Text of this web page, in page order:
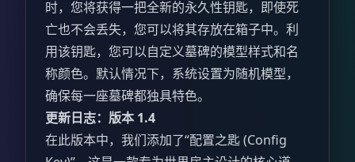
时，您将获得一把全新的永久性钥匙，即使死
亡也不会丢失，您可以将其存放在箱子中。利
用该钥匙，您可以自定义墓碑的模型样式和名
称颜色。默认情况下，系统设置为随机模型，
确保每一座墓碑都独具特色。
更新日志：版本 1.4
在此版本中，我们添加了“配置之匙 (Config